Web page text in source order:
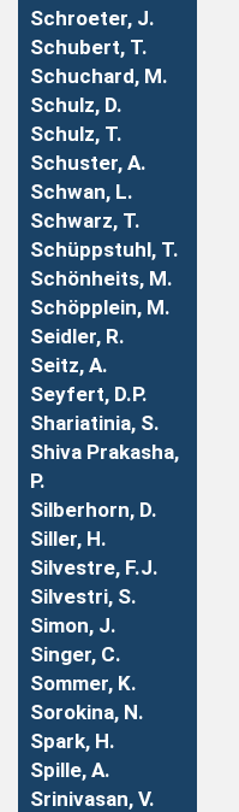
Schroeter, J.
Schubert, T.
Schuchard, M.
Schulz, D.
Schulz, T.
Schuster, A.
Schwan, L.
Schwarz, T.
Schüppstuhl, T.
Schönheits, M.
Schöpplein, M.
Seidler, R.
Seitz, A.
Seyfert, D.P.
Shariatinia, S.
Shiva Prakasha,
P.
Silberhorn, D.
Siller, H.
Silvestre, F.J.
Silvestri, S.
Simon, J.
Singer, C.
Sommer, K.
Sorokina, N.
Spark, H.
Spille, A.
Srinivasan, V.